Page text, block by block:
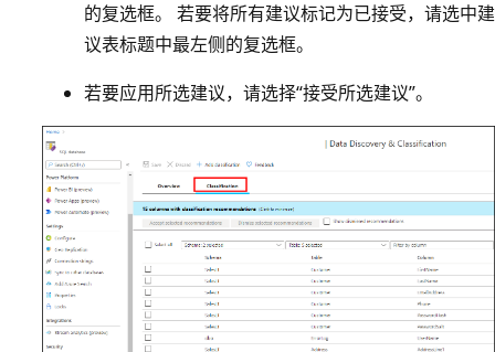
的复选框。 若要将所有建议标记为已接受，请选中建
议表标题中最左侧的复选框。
若要应用所选建议，请选择“接受所选建议”。